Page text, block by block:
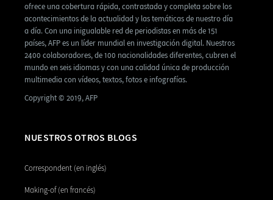
ofrece una cobertura rápida, contrastada y completa sobre los
acontecimientos de la actualidad y las temáticas de nuestro día
a día. Con una inigualable red de periodistas en más de 151
países, AFP es un líder mundial en investigación digital. Nuestros
2400 colaboradores, de 100 nacionalidades diferentes, cubren el
mundo en seis idiomas y con una calidad única de producción
multimedia con vídeos, textos, fotos e infografías.
Copyright © 2019, AFP
NUESTROS OTROS BLOGS
Correspondent (en inglés)
Making-of (en francés)